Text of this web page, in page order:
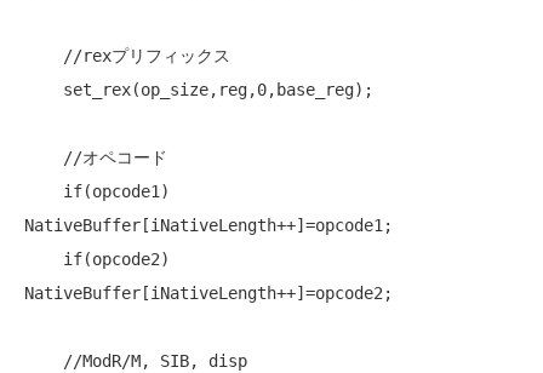
//rexプリフィックス
//オペコード
if(opcode1)
NativeBuffer[iNativeLength++]=opcode1;
if(opcode2)
NativeBuffer[iNativeLength++]=opcode2;
//ModR/M, SIB, disp